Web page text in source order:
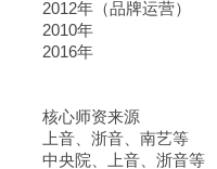
2012年（品牌运营）
2010年
2016年
核心师资来源
上音、浙音、南艺等
中央院、上音、浙音等